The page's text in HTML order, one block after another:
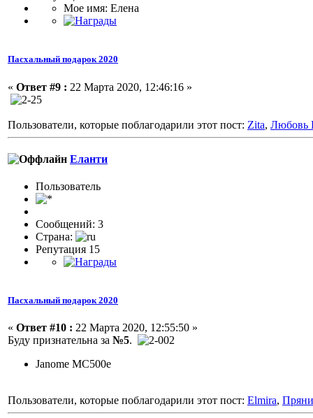
Мое имя: Елена
Пасхальный подарок 2020
« Ответ #9 : 22 Марта 2020, 12:46:16 »
Пользователи, которые поблагодарили этот пост: Zita, Любовь
Еланти
Пользователь
Сообщений: 3
Страна:
Репутация 15
Пасхальный подарок 2020
« Ответ #10 : 22 Марта 2020, 12:55:50 »
Буду признательна за №5.
Janome MC500e
Пользователи, которые поблагодарили этот пост: Elmira,